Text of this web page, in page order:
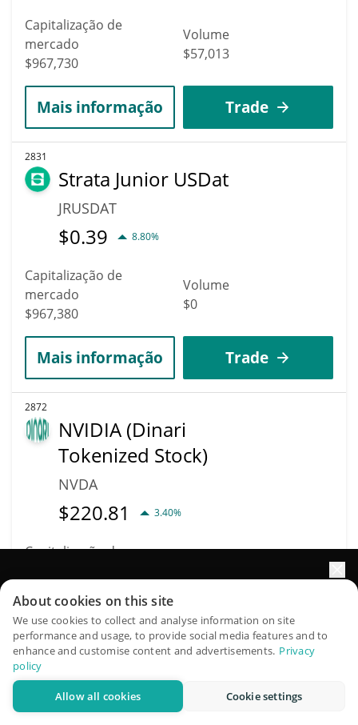
Capitalização de
mercado
$967,730
Volume
$57,013
Mais informação Trade
2831
Strata Junior USDat
JRUSDAT
$0.39 8.80%
Capitalização de
mercado
$967,380
Volume
$0
Mais informação Trade
2872
NVIDIA (Dinari
Tokenized Stock)
NVDA
$220.81 3.40%
Capitalização de
$48,791
Mais informação Trade
2879
Reddit (Ondo
QuantPilot é uma plataforma completa de estratégias onde
agentes autônomos criam, fazem backtest e otimizam suas
estratégias e conduzem pesquisas de mercado
Experimente grátis
About cookies on this site
We use cookies to collect and analyse information on site
performance and usage, to provide social media features and to
enhance and customise content and advertisements. Privacy
policy
Allow all cookies Cookie settings